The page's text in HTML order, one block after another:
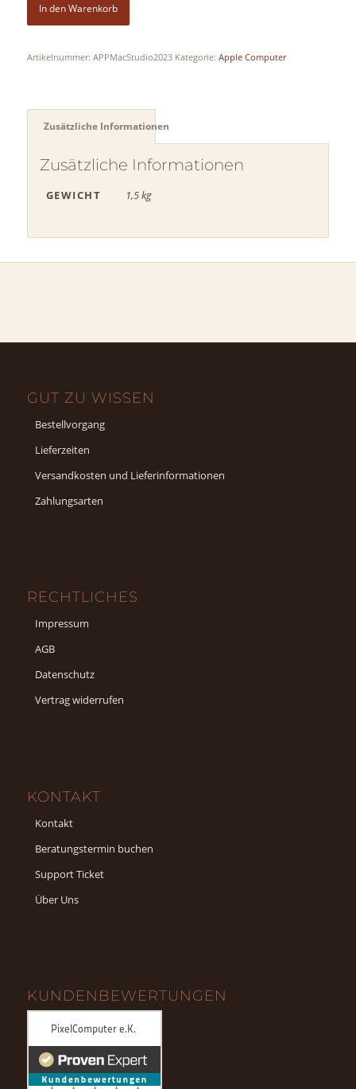
In den Warenkorb
Artikelnummer: APPMacStudio2023 Kategorie: Apple Computer
Zusätzliche Informationen
Zusätzliche Informationen
GEWICHT 1,5 kg
GUT ZU WISSEN
Bestellvorgang
Lieferzeiten
Versandkosten und Lieferinformationen
Zahlungsarten
RECHTLICHES
Impressum
AGB
Datenschutz
Vertrag widerrufen
KONTAKT
Kontakt
Beratungstermin buchen
Support Ticket
Über Uns
KUNDENBEWERTUNGEN